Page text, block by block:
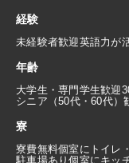
経験
未経験者歓迎英語力が
年齢
大学生・専門学生歓迎
シニア（50代・60代）
寮
寮費無料個室にトイレ
駐車場あり個室にキッ